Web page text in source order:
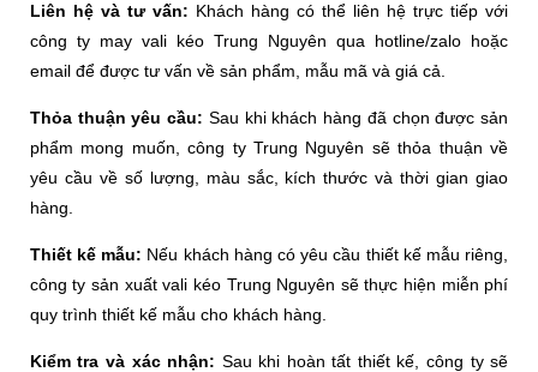
Liên hệ và tư vấn: Khách hàng có thể liên hệ trực tiếp với
công ty may vali kéo Trung Nguyên qua hotline/zalo hoặc
email để được tư vấn về sản phẩm, mẫu mã và giá cả.
Thỏa thuận yêu cầu: Sau khi khách hàng đã chọn được sản
phẩm mong muốn, công ty Trung Nguyên sẽ thỏa thuận về
yêu cầu về số lượng, màu sắc, kích thước và thời gian giao
hàng.
Thiết kế mẫu: Nếu khách hàng có yêu cầu thiết kế mẫu riêng,
công ty sản xuất vali kéo Trung Nguyên sẽ thực hiện miễn phí
quy trình thiết kế mẫu cho khách hàng.
Kiểm tra và xác nhận: Sau khi hoàn tất thiết kế, công ty sẽ